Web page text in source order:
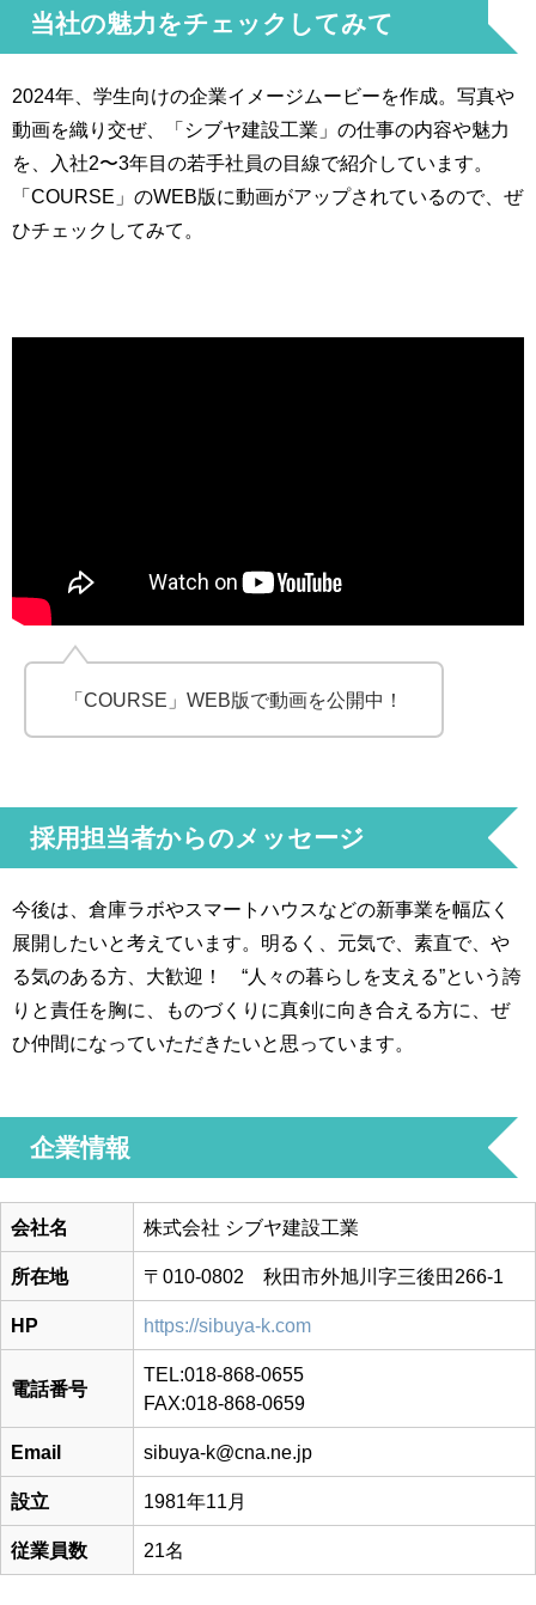
当社の魅力をチェックしてみて
2024年、学生向けの企業イメージムービーを作成。写真や
動画を織り交ぜ、「シブヤ建設工業」の仕事の内容や魅力
を、入社2〜3年目の若手社員の目線で紹介しています。
「COURSE」のWEB版に動画がアップされているので、ぜ
ひチェックしてみて。
「COURSE」WEB版で動画を公開中！
採用担当者からのメッセージ
今後は、倉庫ラボやスマートハウスなどの新事業を幅広く
展開したいと考えています。明るく、元気で、素直で、や
る気のある方、大歓迎！ “人々の暮らしを支える”という誇
りと責任を胸に、ものづくりに真剣に向き合える方に、ぜ
ひ仲間になっていただきたいと思っています。
企業情報
会社名 株式会社 シブヤ建設工業
所在地 〒010-0802 秋田市外旭川字三後田266-1
HP https://sibuya-k.com
電話番号
TEL:018-868-0655
FAX:018-868-0659
Email sibuya-k@cna.ne.jp
設立 1981年11月
従業員数 21名